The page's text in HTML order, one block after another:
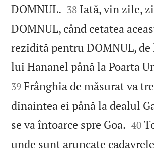
DOMNUL. 

38 Iată, vin zile,
DOMNUL, când cetatea
rezidită pentru DOMNUL,
lui Hananel până la Poarta
39 Frânghia de măsurat va
dinaintea ei până la dealul
se va întoarce spre Goa. 

40
unde sunt aruncate